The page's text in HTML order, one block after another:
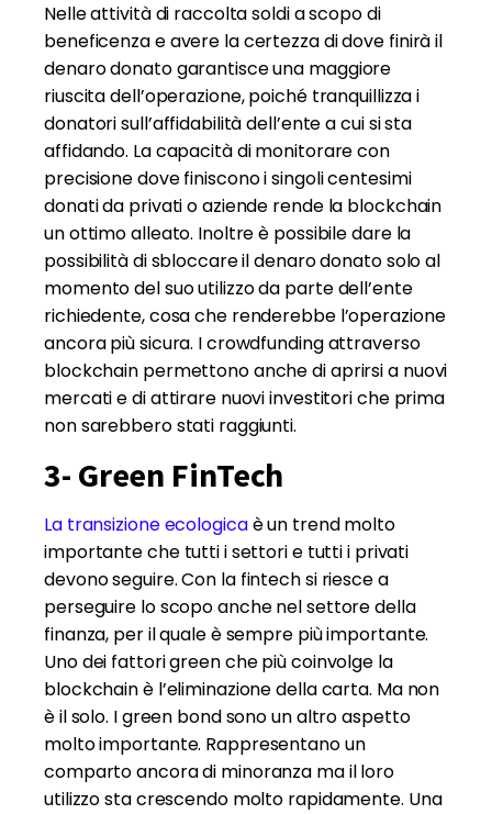
Nelle attività di raccolta soldi a scopo di
beneficenza e avere la certezza di dove finirà il
denaro donato garantisce una maggiore
riuscita dell’operazione, poiché tranquillizza i
donatori sull’affidabilità dell’ente a cui si sta
affidando. La capacità di monitorare con
precisione dove finiscono i singoli centesimi
donati da privati o aziende rende la blockchain
un ottimo alleato. Inoltre è possibile dare la
possibilità di sbloccare il denaro donato solo al
momento del suo utilizzo da parte dell’ente
richiedente, cosa che renderebbe l’operazione
ancora più sicura. I crowdfunding attraverso
blockchain permettono anche di aprirsi a nuovi
mercati e di attirare nuovi investitori che prima
non sarebbero stati raggiunti.
3- Green FinTech
La transizione ecologicaè un trend molto
importante che tutti i settori e tutti i privati
devono seguire. Con la fintech si riesce a
perseguire lo scopo anche nel settore della
finanza, per il quale è sempre più importante.
Uno dei fattori green che più coinvolge la
blockchain è l’eliminazione della carta. Ma non
è il solo. I green bond sono un altro aspetto
molto importante. Rappresentano un
comparto ancora di minoranza ma il loro
utilizzo sta crescendo molto rapidamente. Una